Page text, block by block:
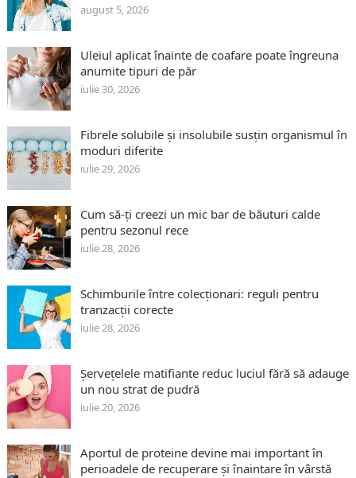
august 5, 2026
Uleiul aplicat înainte de coafare poate îngreuna
anumite tipuri de păr
iulie 30, 2026
Fibrele solubile și insolubile susțin organismul în
moduri diferite
iulie 29, 2026
Cum să-ți creezi un mic bar de băuturi calde
pentru sezonul rece
iulie 28, 2026
Schimburile între colecționari: reguli pentru
tranzacții corecte
iulie 28, 2026
Șervețelele matifiante reduc luciul fără să adauge
un nou strat de pudră
iulie 20, 2026
Aportul de proteine devine mai important în
perioadele de recuperare și înaintare în vârstă